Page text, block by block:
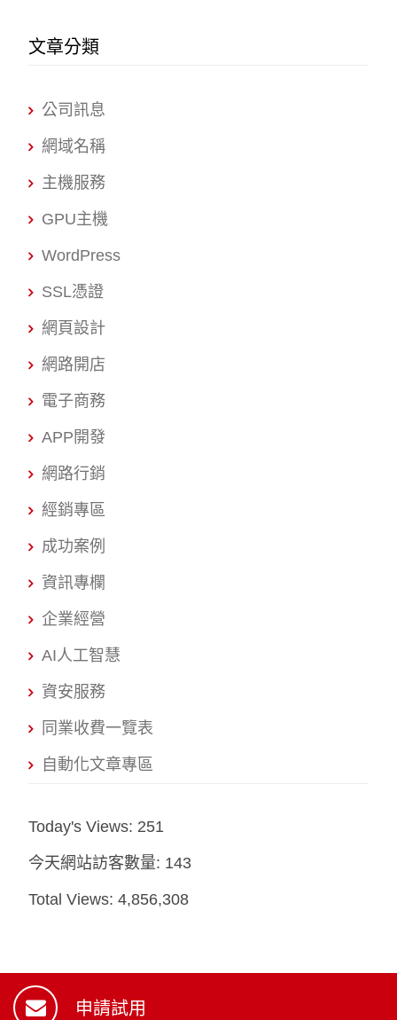
文章分類
公司訊息
網域名稱
主機服務
GPU主機
WordPress
SSL憑證
網頁設計
網路開店
電子商務
APP開發
網路行銷
經銷專區
成功案例
資訊專欄
企業經營
AI人工智慧
資安服務
同業收費一覽表
自動化文章專區
Today's Views: 251
今天網站訪客數量: 143
Total Views:4,856,308
申請試用